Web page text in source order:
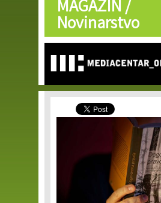
Skip to
main
content
MAGAZIN /
Novinarstvo